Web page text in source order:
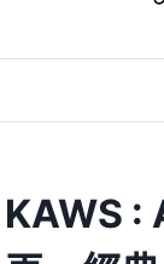
KAWS :